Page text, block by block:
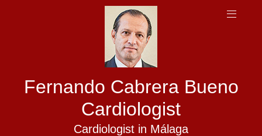
Fernando Cabrera Bueno
Cardiologist
Cardiologist in Málaga